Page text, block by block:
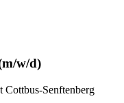
w/d)
Cottbus-Senftenberg